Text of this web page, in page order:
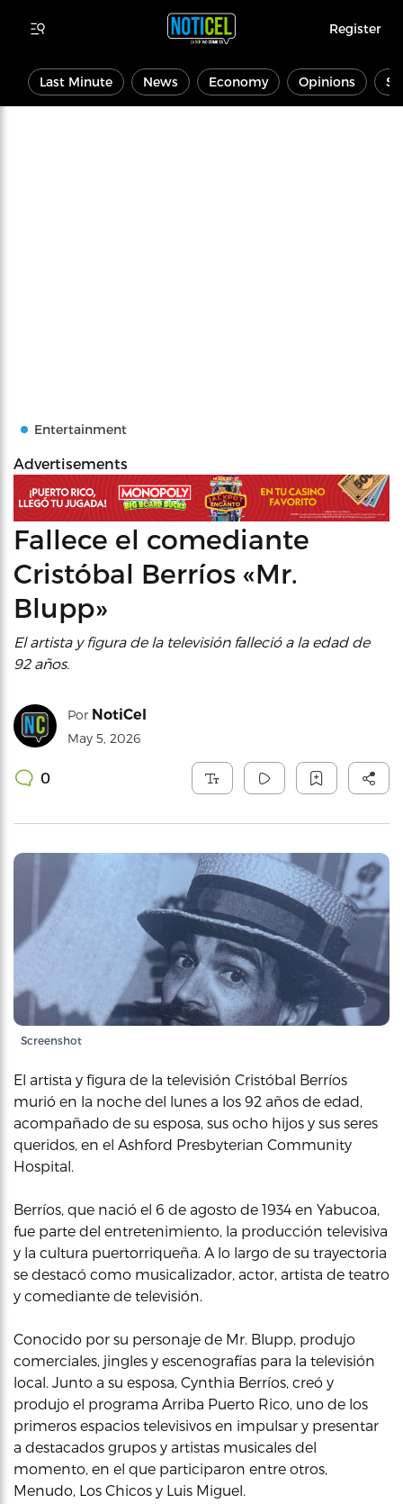
Register
Last Minute News Economy Opinions
Entertainment
Advertisements
Fallece el comediante
Cristóbal Berríos «Mr.
Blupp»
El artista y figura de la televisión falleció a la edad de
92 años.
Por NotiCel
May 5, 2026
0
Screenshot
El artista y figura de la televisión Cristóbal Berríos
murió en la noche del lunes a los 92 años de edad,
acompañado de su esposa, sus ocho hijos y sus seres
queridos, en el Ashford Presbyterian Community
Hospital.
Berríos, que nació el 6 de agosto de 1934 en Yabucoa,
fue parte del entretenimiento, la producción televisiva
y la cultura puertorriqueña. A lo largo de su trayectoria
se destacó como musicalizador, actor, artista de teatro
y comediante de televisión.
Conocido por su personaje de Mr. Blupp, produjo
comerciales, jingles y escenografías para la televisión
local. Junto a su esposa, Cynthia Berríos, creó y
produjo el programa Arriba Puerto Rico, uno de los
primeros espacios televisivos en impulsar y presentar
a destacados grupos y artistas musicales del
momento, en el que participaron entre otros,
Menudo, Los Chicos y Luis Miguel.